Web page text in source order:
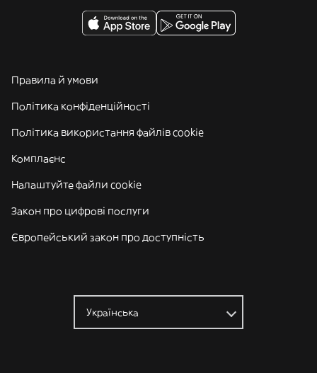
Правила й умови
Політика конфіденційності
Політика використання файлів cookie
Комплаєнс
Налаштуйте файли cookie
Закон про цифрові послуги
Європейський закон про доступність